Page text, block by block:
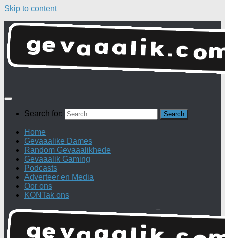
Skip to content
Search for:
Home
Gevaaalike Dames
Random Gevaaalikhede
Gevaaalik Gaming
Podcasts
Adverteer en Media
Oor ons
KONTak ons